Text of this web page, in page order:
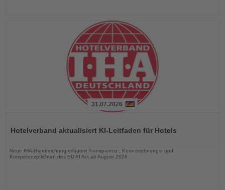
die
31.07.2026
Hotelverband aktualisiert KI-Leitfaden für Hotels
Neue IHA-Handreichung erläutert Transparenz-, Kennzeichnungs- und
Kompetenzpflichten des EU AI Act ab August 2026